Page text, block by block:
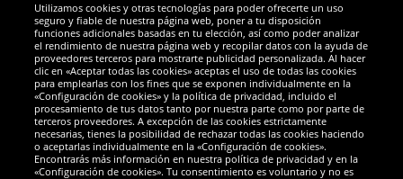
Socios y seguridad
Galardones
Utilizamos cookies y otras tecnologías para poder ofrecerte un uso
seguro y fiable de nuestra página web, poner a tu disposición
funciones adicionales basadas en tu elección, así como poder analizar
el rendimiento de nuestra página web y recopilar datos con la ayuda de
proveedores terceros para mostrarte publicidad personalizada. Al hacer
clic en «Aceptar todas las cookies» aceptas el uso de todas las cookies
para emplearlas con los fines que se exponen individualmente en la
«Configuración de cookies» y la política de privacidad, incluido el
procesamiento de tus datos tanto por nuestra parte como por parte de
terceros proveedores. A excepción de las cookies estrictamente
necesarias, tienes la posibilidad de rechazar todas las cookies haciendo
o aceptarlas individualmente en la «Configuración de cookies».
Encontrarás más información en nuestra política de privacidad y en la
«Configuración de cookies». Tu consentimiento es voluntario y no es